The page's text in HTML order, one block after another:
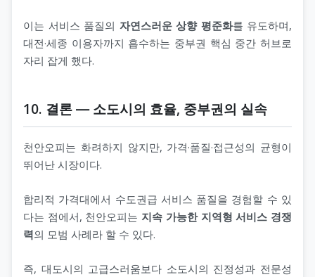
이는 서비스 품질의 자연스러운 상향 평준화를 유도하며,
대전·세종 이용자까지 흡수하는 중부권 핵심 중간 허브로
자리 잡게 했다.
10. 결론 ― 소도시의 효율, 중부권의 실속
천안오피는 화려하지 않지만, 가격·품질·접근성의 균형이
뛰어난 시장이다.
합리적 가격대에서 수도권급 서비스 품질을 경험할 수 있
다는 점에서, 천안오피는 지속 가능한 지역형 서비스 경쟁
력의 모범 사례라 할 수 있다.
즉, 대도시의 고급스러움보다 소도시의 진정성과 전문성